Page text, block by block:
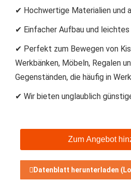
✔ Hochwertige Materialien und
✔ Einfacher Aufbau und leichtes
✔ Perfekt zum Bewegen von
Werkbänken, Möbeln, Regalen
Gegenständen, die häufig in
✔ Wir bieten unglaublich
Zum Angebot
Datenblatt herunterladen